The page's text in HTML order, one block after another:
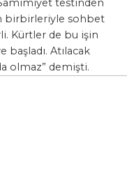
testinden
birbirleriyle sohbet
Kürtler de bu işin
Atılacak
olmaz” demişti.